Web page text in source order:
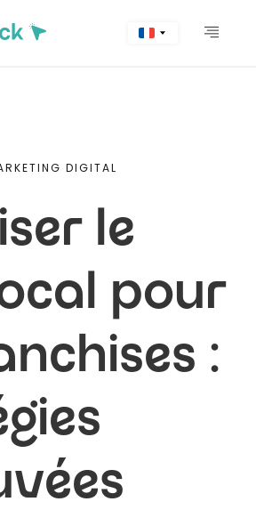
DIGITAL
le
pour
: